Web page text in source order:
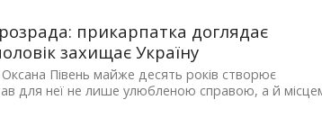
прикарпатка доглядає
захищає Україну
Півень майже десять років створює
для неї не лише улюбленою справою, а й